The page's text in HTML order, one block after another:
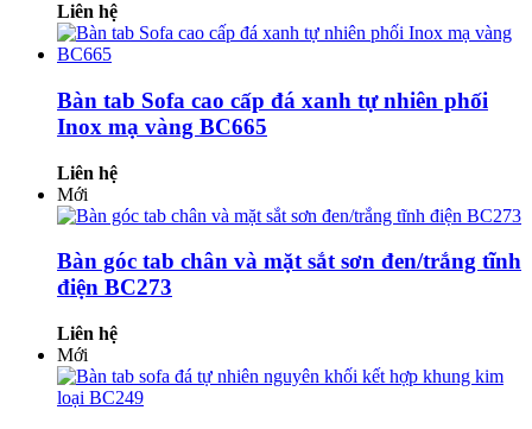
Liên hệ
Bàn tab Sofa cao cấp đá xanh tự nhiên phối
Inox mạ vàng BC665
Liên hệ
Mới
Bàn góc tab chân và mặt sắt sơn đen/trắng tĩnh
điện BC273
Liên hệ
Mới